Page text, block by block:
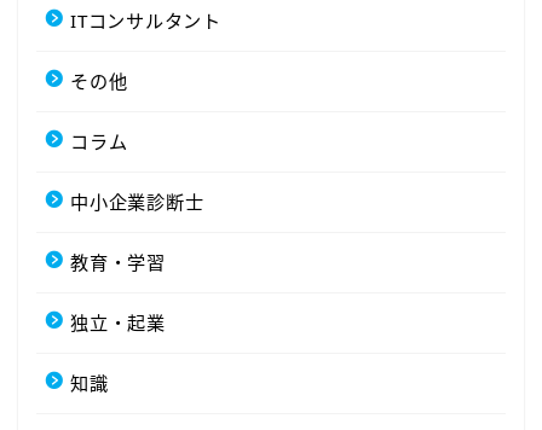
ITコンサルタント
その他
コラム
中小企業診断士
教育・学習
独立・起業
知識